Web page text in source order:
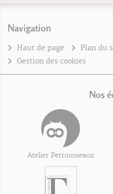
Navigation
Haut de page Plan du
Gestion des cookies
Nos
Atelier Perrousseaux